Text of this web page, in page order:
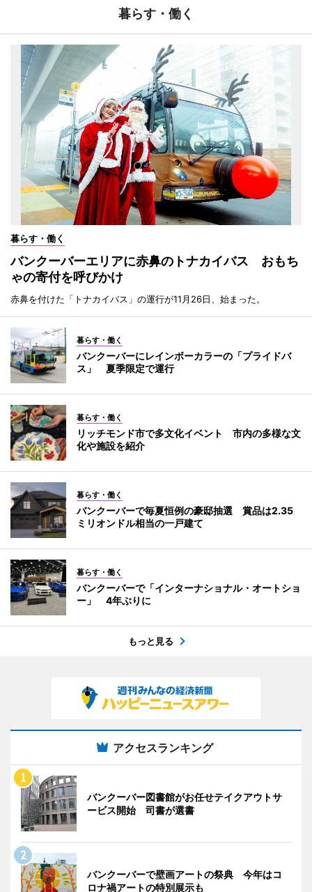
暮らす・働く
暮らす・働く
バンクーバーエリアに赤鼻のトナカイバス おもち
ゃの寄付を呼びかけ
赤鼻を付けた「トナカイバス」の運行が11月26日、始まった。
暮らす・働く
バンクーバーにレインボーカラーの「プライドバ
ス」 夏季限定で運行
暮らす・働く
リッチモンド市で多文化イベント 市内の多様な文
化や施設を紹介
暮らす・働く
バンクーバーで毎夏恒例の豪邸抽選 賞品は2.35
ミリオンドル相当の一戸建て
暮らす・働く
バンクーバーで「インターナショナル・オートショ
ー」 4年ぶりに
もっと見る
アクセスランキング
バンクーバー図書館がお任せテイクアウトサ
ービス開始 司書が選書
バンクーバーで壁画アートの祭典 今年はコ
ロナ禍アートの特別展示も